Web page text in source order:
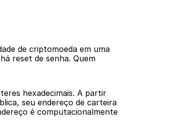
de criptomoeda em uma
reset de senha. Quem
hexadecimais. A partir
seu endereço de carteira
é computacionalmente